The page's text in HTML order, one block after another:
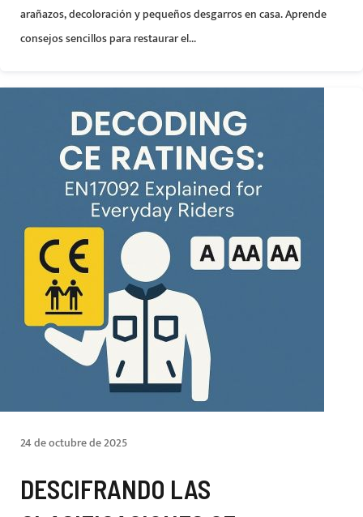
arañazos, decoloración y pequeños desgarros en casa. Aprende
consejos sencillos para restaurar el...
24 de octubre de 2025
DESCIFRANDO LAS